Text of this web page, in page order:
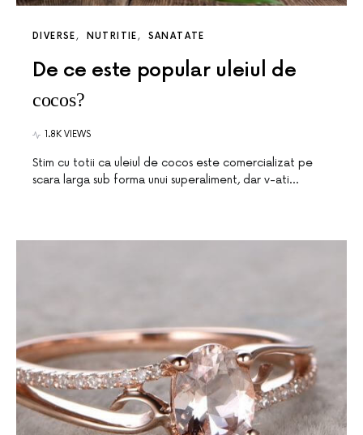
DIVERSE NUTRITIE SANATATE
De ce este popular uleiul de
cocos?
1.8K VIEWS
Stim cu totii ca uleiul de cocos este comercializat pe
scara larga sub forma unui superaliment, dar v-ati…